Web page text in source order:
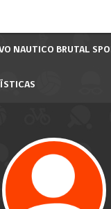
NAUTICO BRUTAL